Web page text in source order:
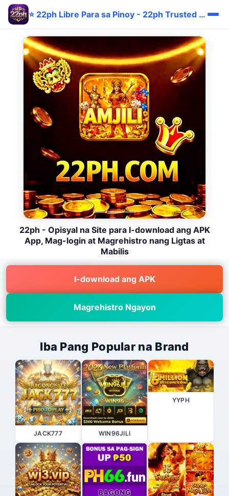
⭐ 22ph Libre Para sa Pinoy - 22ph Trusted Instant Site
22ph - Opisyal na Site para I-download ang APK
App, Mag-login at Magrehistro nang Ligtas at
Mabilis
I-download ang APK
Magrehistro Ngayon
Iba Pang Popular na Brand
JACK777 WIN96JILI
YYPH